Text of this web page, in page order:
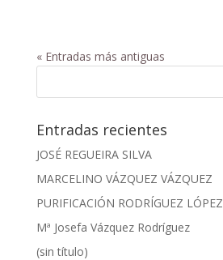
« Entradas más antiguas
Entradas recientes
JOSÉ REGUEIRA SILVA
MARCELINO VÁZQUEZ VÁZQUEZ
PURIFICACIÓN RODRÍGUEZ LÓPEZ
Mª Josefa Vázquez Rodríguez
(sin título)